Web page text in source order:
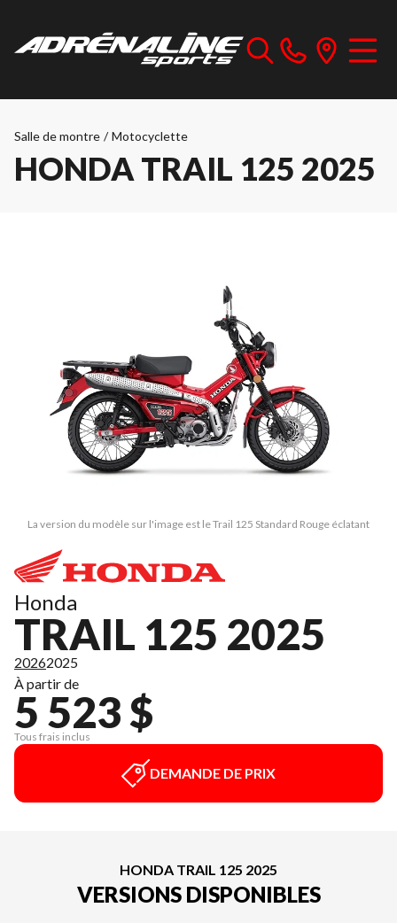
Salle de montre / Motocyclette
HONDA TRAIL 125 2025
La version du modèle sur l'image est le Trail 125 Standard Rouge éclatant
Honda
TRAIL 125 2025
20262025
À partir de
5 523 $
Tous frais inclus
DEMANDE DE PRIX
HONDA TRAIL 125 2025
VERSIONS DISPONIBLES